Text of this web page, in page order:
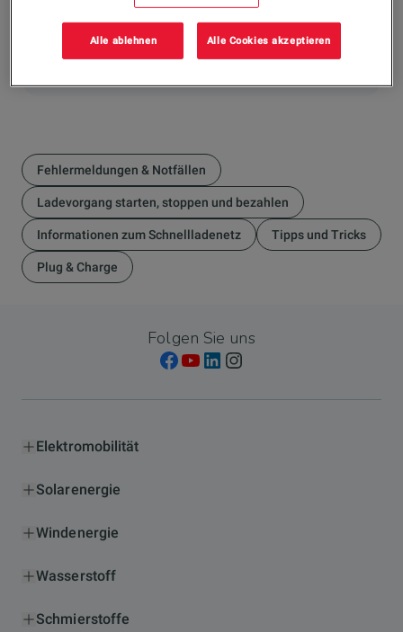
Nein
Fehlermeldungen & Notfällen
Ladevorgang starten, stoppen und bezahlen
Informationen zum Schnellladenetz Tipps und Tricks
Plug & Charge
Folgen Sie uns
Elektromobilität
Solarenergie
Windenergie
Wasserstoff
Schmierstoffe
Alle ablehnen Alle Cookies akzeptieren